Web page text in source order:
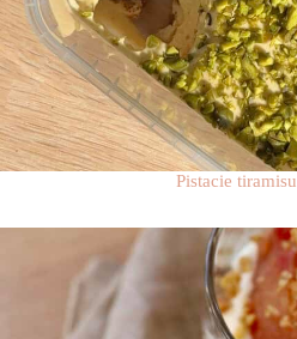
Pistacie tiramisu